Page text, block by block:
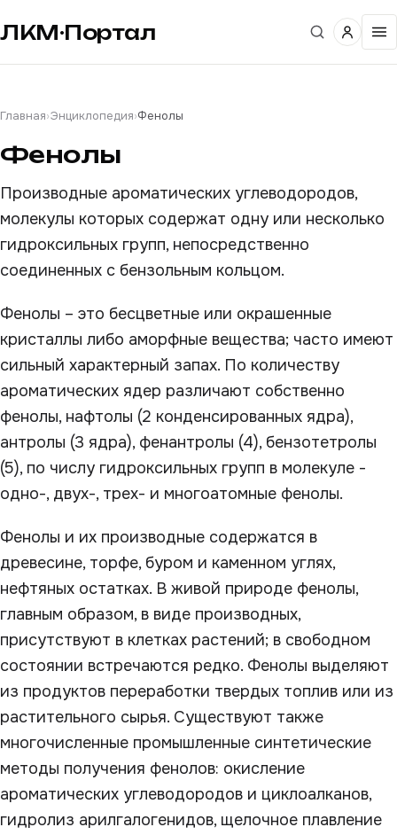
ЛКМ·Портал
Главная›Энциклопедия›Фенолы
Фенолы
Производные ароматических углеводородов,
молекулы которых содержат одну или несколько
гидроксильных групп, непосредственно
соединенных с бензольным кольцом.
Фенолы – это бесцветные или окрашенные
кристаллы либо аморфные вещества; часто имеют
сильный характерный запах. По количеству
ароматических ядер различают собственно
фенолы, нафтолы (2 конденсированных ядра),
антролы (3 ядра), фенантролы (4), бензотетролы
(5), по числу гидроксильных групп в молекуле -
одно-, двух-, трех- и многоатомные фенолы.
Фенолы и их производные содержатся в
древесине, торфе, буром и каменном углях,
нефтяных остатках. В живой природе фенолы,
главным образом, в виде производных,
присутствуют в клетках растений; в свободном
состоянии встречаются редко. Фенолы выделяют
из продуктов переработки твердых топлив или из
растительного сырья. Существуют также
многочисленные промышленные синтетические
методы получения фенолов: окисление
ароматических углеводородов и циклоалканов,
гидролиз арилгалогенидов, щелочное плавление